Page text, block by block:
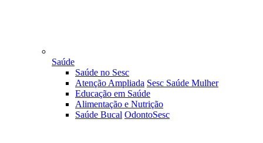
Saúde
Saúde no Sesc
Atenção Ampliada Sesc Saúde Mulher
Educação em Saúde
Alimentação e Nutrição
Saúde Bucal OdontoSesc